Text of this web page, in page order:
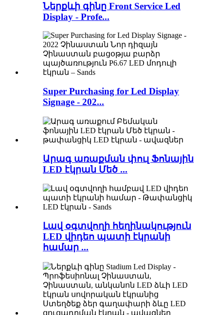
Ներքևի գինը Front Service Led
Display - Profe...
Super Purchasing for Led Display
Signage - 202...
Արագ առաքման փուլ Ֆոնային
LED էկրան Մեծ ...
Լավ օգտվողի հեղինակություն
LED վիդեո պատի էկրանի
համար ...